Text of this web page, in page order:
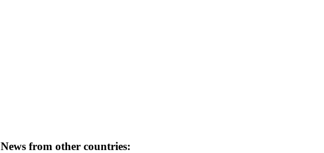
News from other countries: